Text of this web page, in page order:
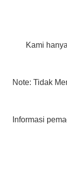
Kami
Note: Tidak
Informasi